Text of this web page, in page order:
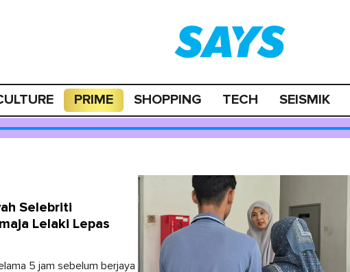
PRIME SHOPPING TECH SEISMIK
Selebriti
Lelaki Lepas
5 jam sebelum berjaya